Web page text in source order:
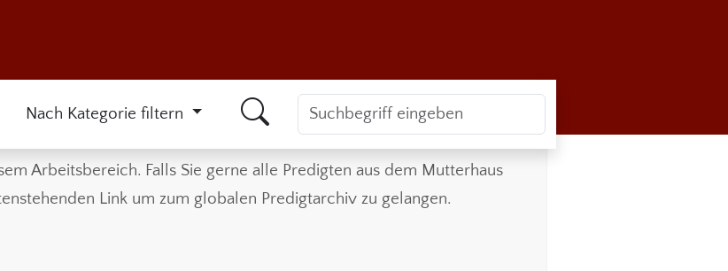
Nach Kategorie filtern
Arbeitsbereich. Falls Sie gerne alle Predigten aus dem Mutterhaus
Link um zum globalen Predigtarchiv zu gelangen.